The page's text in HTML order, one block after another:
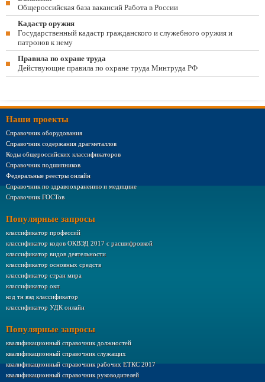
Общероссийская база вакансий Работа в России
Кадастр оружия
Государственный кадастр гражданского и служебного оружия и
патронов к нему
Правила по охране труда
Действующие правила по охране труда Минтруда РФ
Наши проекты
Справочник оборудования
Справочник содержания драгметаллов
Коды общероссийских классификаторов
Справочник подшипников
Федеральные реестры онлайн
Справочник по здравоохранению и медицине
Справочник ГОСТов
Популярные запросы
классификатор профессий
классификатор кодов ОКВЭД 2017 с расшифровкой
классификатор видов деятельности
классификатор основных средств
классификатор стран мира
классификатор окп
код тн вэд классификатор
классификатор УДК онлайн
Популярные запросы
квалификационный справочник должностей
квалификационный справочник служащих
квалификационный справочник рабочих ЕТКС 2017
квалификационный справочник руководителей